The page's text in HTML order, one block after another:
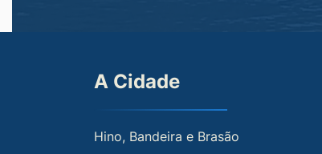
A Cidade
Hino, Bandeira e Brasão